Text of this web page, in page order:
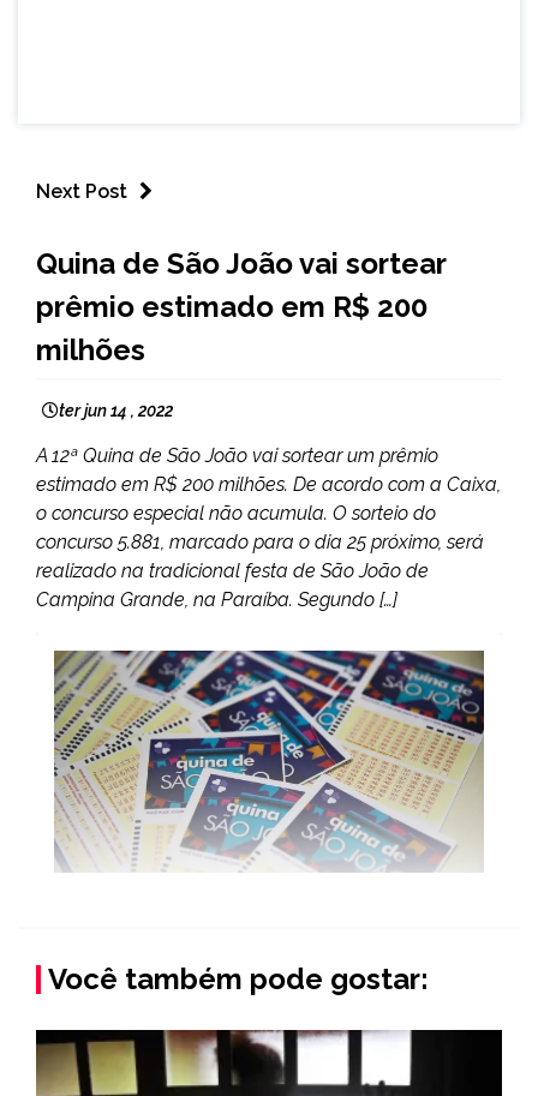
Next Post
NOTÍCIAS
Quina de São João vai sortear
prêmio estimado em R$ 200
milhões
ter jun 14 , 2022
A 12ª Quina de São João vai sortear um prêmio
estimado em R$ 200 milhões. De acordo com a Caixa,
o concurso especial não acumula. O sorteio do
concurso 5.881, marcado para o dia 25 próximo, será
realizado na tradicional festa de São João de
Campina Grande, na Paraíba. Segundo […]
Você também pode gostar: